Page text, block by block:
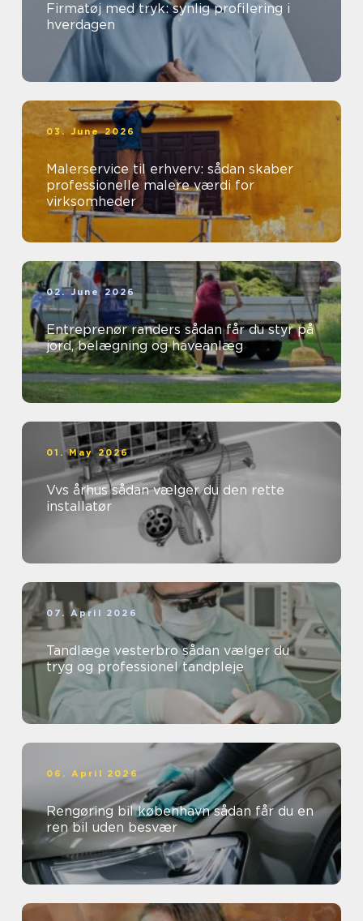
Firmatøj med tryk: synlig profilering i
hverdagen
03. June 2026
Malerservice til erhverv: sådan skaber
professionelle malere værdi for
virksomheder
02. June 2026
Entreprenør randers sådan får du styr på
jord, belægning og haveanlæg
01. May 2026
Vvs århus sådan vælger du den rette
installatør
07. April 2026
Tandlæge vesterbro sådan vælger du
tryg og professionel tandpleje
06. April 2026
Rengøring bil københavn sådan får du en
ren bil uden besvær